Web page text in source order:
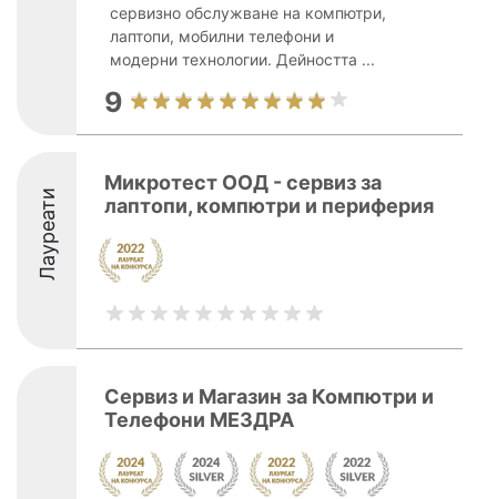
сервизно обслужване на компютри,
лаптопи, мобилни телефони и
модерни технологии. Дейността ...
9
Лауреати
Микротест ООД - сервиз за
лаптопи, компютри и периферия
Сервиз и Магазин за Компютри и
Телефони МЕЗДРА